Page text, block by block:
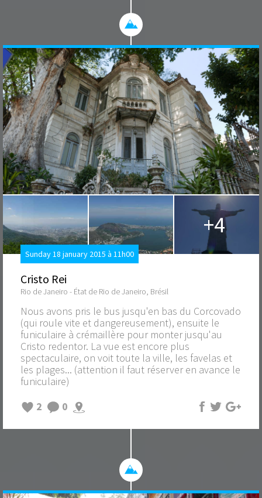
+4
Sunday 18 january 2015 à 11h00
Cristo Rei
Rio de Janeiro - État de Rio de Janeiro, Brésil
Nous avons pris le bus jusqu'en bas du Corcovado
(qui roule vite et dangereusement), ensuite le
funiculaire à crémaillère pour monter jusqu'au
Cristo redentor. La vue est encore plus
spectaculaire, on voit toute la ville, les favelas et
les plages... (attention il faut réserver en avance le
funiculaire)
2
0